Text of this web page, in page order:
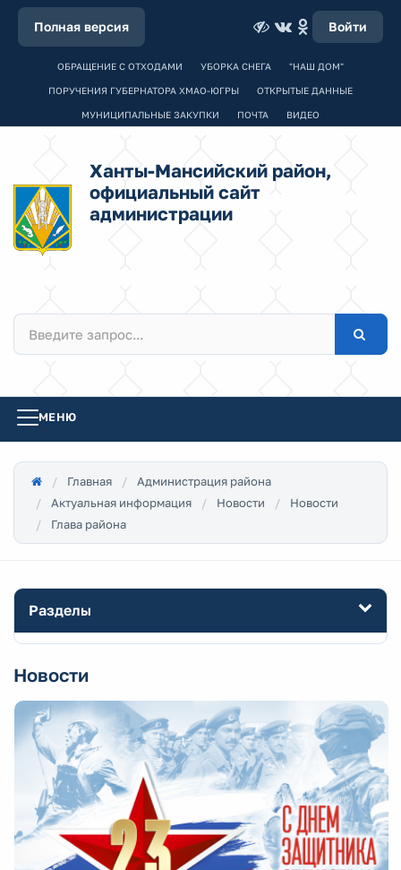
Полная версия Войти
ОБРАЩЕНИЕ С ОТХОДАМИ УБОРКА СНЕГА "НАШ ДОМ"
ПОРУЧЕНИЯ ГУБЕРНАТОРА ХМАО-ЮГРЫ ОТКРЫТЫЕ ДАННЫЕ
МУНИЦИПАЛЬНЫЕ ЗАКУПКИ ПОЧТА ВИДЕО
Ханты-Мансийский район,
официальный сайт
администрации
МЕНЮ
Главная
Администрация района
Актуальная информация
Новости
Новости
Глава района
Разделы
Новости